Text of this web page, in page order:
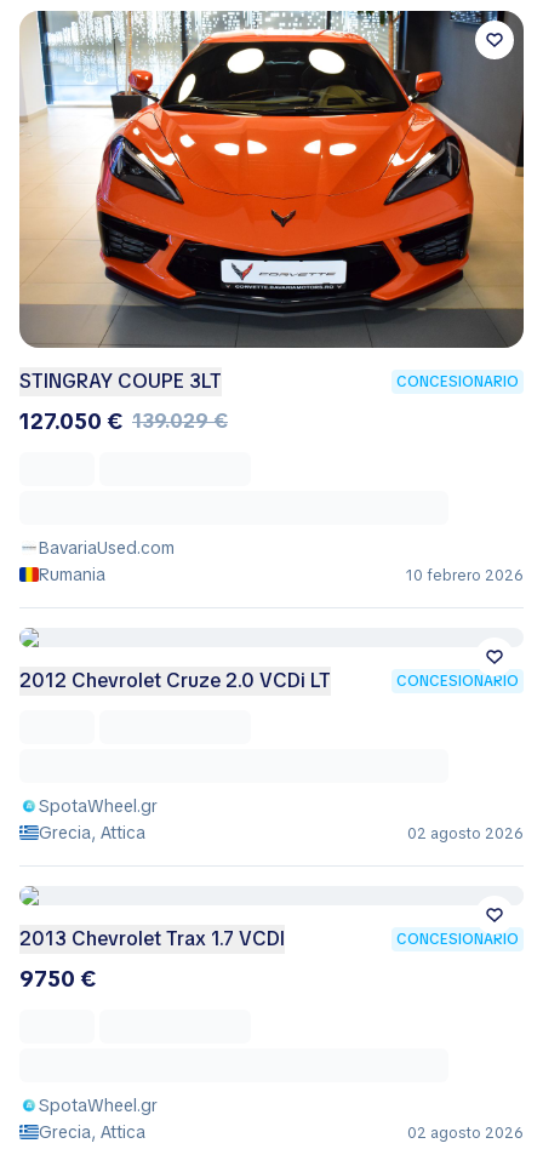
STINGRAY COUPE 3LT CONCESIONARIO
127.050 € 139.029 €
BavariaUsed.com
Rumania
10 febrero 2026
2012 Chevrolet Cruze 2.0 VCDi LT CONCESIONARIO
SpotaWheel.gr
Grecia, Attica
02 agosto 2026
2013 Chevrolet Trax 1.7 VCDI CONCESIONARIO
9750 €
SpotaWheel.gr
Grecia, Attica
02 agosto 2026